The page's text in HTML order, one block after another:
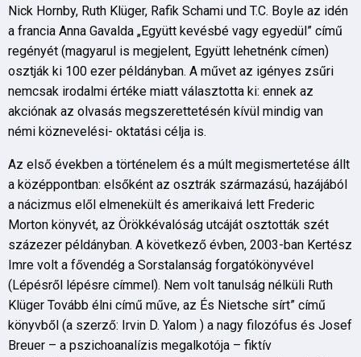
Nick Hornby, Ruth Klüger, Rafik Schami und T.C. Boyle az idén
a francia Anna Gavalda „Együtt kevésbé vagy egyedül” című
regényét (magyarul is megjelent, Együtt lehetnénk címen)
osztják ki 100 ezer példányban. A művet az igényes zsűri
nemcsak irodalmi értéke miatt választotta ki: ennek az
akciónak az olvasás megszerettetésén kívül mindig van
némi köznevelési- oktatási célja is.
Az első években a történelem és a múlt megismertetése állt
a középpontban: elsőként az osztrák származású, hazájából
a nácizmus elől elmenekült és amerikaivá lett Frederic
Morton könyvét, az Örökkévalóság utcáját osztották szét
százezer példányban. A következő évben, 2003-ban Kertész
Imre volt a fővendég a Sorstalanság forgatókönyvével
(Lépésről lépésre címmel). Nem volt tanulság nélküli Ruth
Klüger Tovább élni című műve, az És Nietsche sírt” című
könyvből (a szerző: Irvin D. Yalom ) a nagy filozófus és Josef
Breuer – a pszichoanalízis megalkotója – fiktív